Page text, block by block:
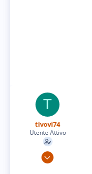
T
tivovi74
Utente Attivo
31 Gen 2012